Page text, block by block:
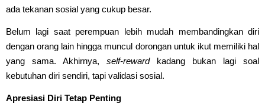
ada tekanan sosial yang cukup besar.
Belum lagi saat perempuan lebih mudah membandingkan diri
dengan orang lain hingga muncul dorongan untuk ikut memiliki hal
yang sama. Akhirnya, self-rewardkadang bukan lagi soal
kebutuhan diri sendiri, tapi validasi sosial.
Apresiasi Diri Tetap Penting